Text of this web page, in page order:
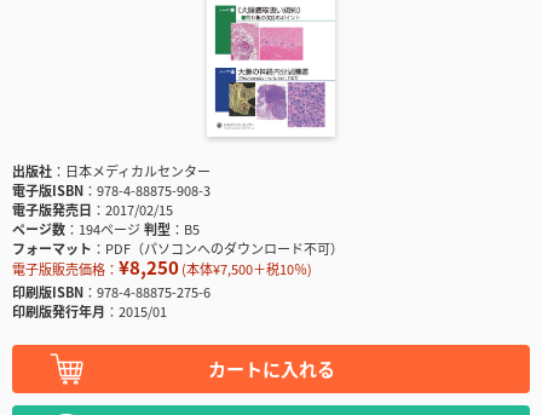
出版社
日本メディカルセンター
電子版ISBN
978-4-88875-908-3
電子版発売日
2017/02/15
ページ数
194ページ判型
B5
フォーマット
PDF（パソコンへのダウンロード不可）
電子版販売価格： ¥8,250(本体¥7,500＋税10％)
印刷版ISBN
978-4-88875-275-6
印刷版発行年月
2015/01
カートに入れる